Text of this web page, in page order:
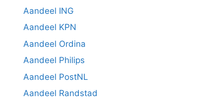
Aandeel ING
Aandeel KPN
Aandeel Ordina
Aandeel Philips
Aandeel PostNL
Aandeel Randstad